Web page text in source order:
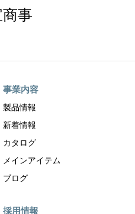
事
事業内容
製品情報
新着情報
カタログ
メインアイテム
ブログ
採用情報